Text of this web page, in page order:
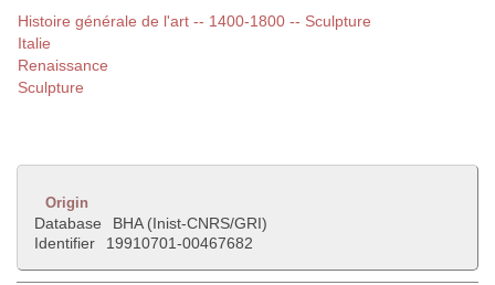
Histoire générale de l'art -- 1400-1800 -- Sculpture
Italie
Renaissance
Sculpture
Origin
Database
BHA (Inist-CNRS/GRI)
Identifier
19910701-00467682